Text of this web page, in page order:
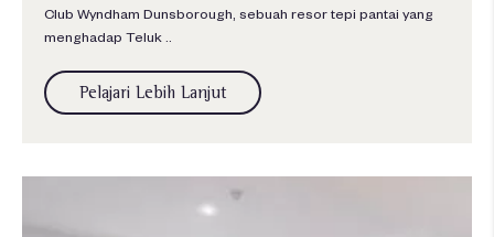
Club Wyndham Dunsborough, sebuah resor tepi pantai yang
menghadap Teluk ..
Pelajari Lebih Lanjut